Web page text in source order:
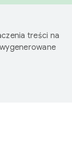
treści na